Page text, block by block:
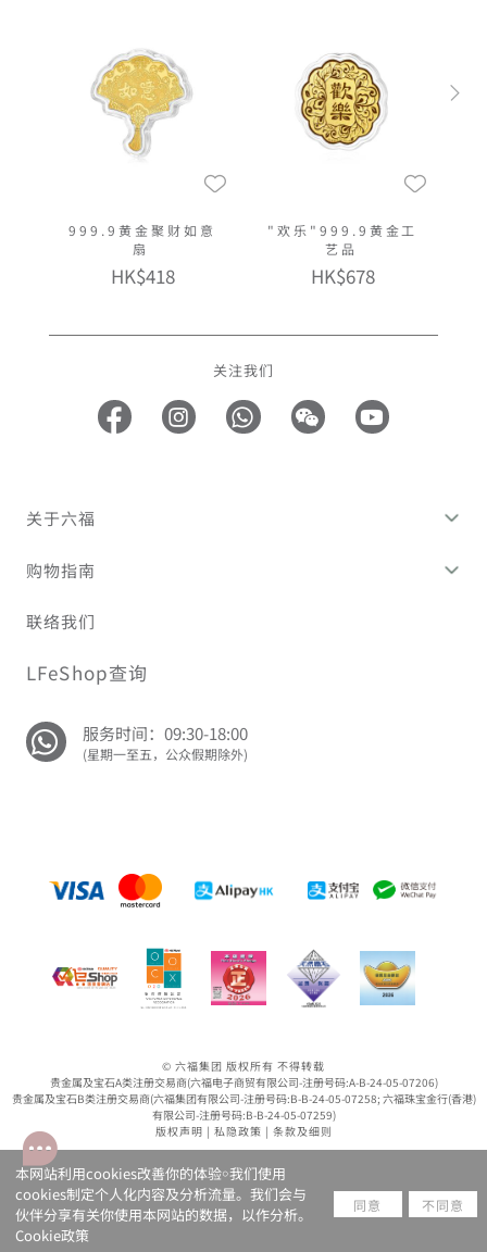
999.9黄金聚财如意
扇
HK$418
"欢乐"999.9黄金工
艺品
HK$678
关注我们
关于六福
购物指南
联络我们
LFeShop查询
服务时间：09:30-18:00
(星期一至五，公众假期除外)
© 六福集团 版权所有 不得转载
贵金属及宝石A类注册交易商(六福电子商贸有限公司-注册号码:A-B-24-05-07206)
贵金属及宝石B类注册交易商(六福集团有限公司-注册号码:B-B-24-05-07258; 六福珠宝金行(香港)
有限公司-注册号码:B-B-24-05-07259)
版权声明 | 私隐政策 | 条款及细则
本网站利用cookies改善你的体验￮我们使用
cookies制定个人化内容及分析流量。我们会与
伙伴分享有关你使用本网站的数据，以作分析。
Cookie政策
同意 不同意